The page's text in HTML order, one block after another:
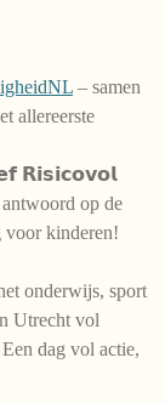
– samen
allereerste
𝗥𝗶𝘀𝗶𝗰𝗼𝘃𝗼𝗹
op de
kinderen!
onderwijs, sport
Utrecht vol
dag vol actie,